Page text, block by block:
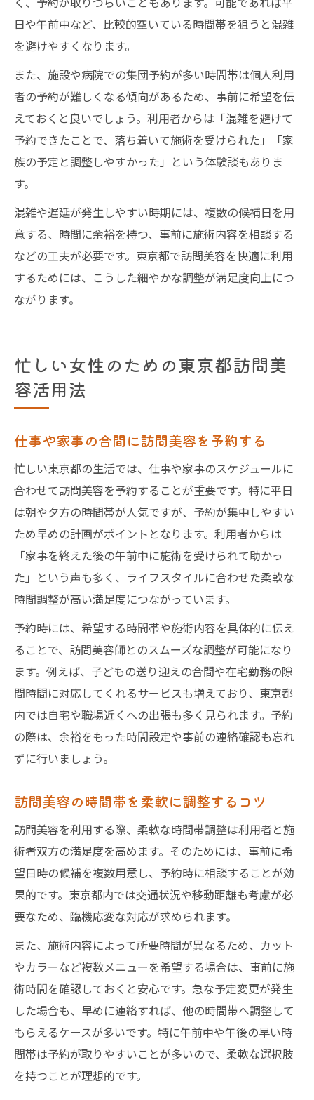
日や午前中など、比較的空いている時間帯を狙うと混雑
を避けやすくなります。
また、施設や病院での集団予約が多い時間帯は個人利用
者の予約が難しくなる傾向があるため、事前に希望を伝
えておくと良いでしょう。利用者からは「混雑を避けて
予約できたことで、落ち着いて施術を受けられた」「家
族の予定と調整しやすかった」という体験談もありま
す。
混雑や遅延が発生しやすい時期には、複数の候補日を用
意する、時間に余裕を持つ、事前に施術内容を相談する
などの工夫が必要です。東京都で訪問美容を快適に利用
するためには、こうした細やかな調整が満足度向上につ
ながります。
忙しい女性のための東京都訪問美
容活用法
仕事や家事の合間に訪問美容を予約する
忙しい東京都の生活では、仕事や家事のスケジュールに
合わせて訪問美容を予約することが重要です。特に平日
は朝や夕方の時間帯が人気ですが、予約が集中しやすい
ため早めの計画がポイントとなります。利用者からは
「家事を終えた後の午前中に施術を受けられて助かっ
た」という声も多く、ライフスタイルに合わせた柔軟な
時間調整が高い満足度につながっています。
予約時には、希望する時間帯や施術内容を具体的に伝え
ることで、訪問美容師とのスムーズな調整が可能になり
ます。例えば、子どもの送り迎えの合間や在宅勤務の隙
間時間に対応してくれるサービスも増えており、東京都
内では自宅や職場近くへの出張も多く見られます。予約
の際は、余裕をもった時間設定や事前の連絡確認も忘れ
ずに行いましょう。
訪問美容の時間帯を柔軟に調整するコツ
訪問美容を利用する際、柔軟な時間帯調整は利用者と施
術者双方の満足度を高めます。そのためには、事前に希
望日時の候補を複数用意し、予約時に相談することが効
果的です。東京都内では交通状況や移動距離も考慮が必
要なため、臨機応変な対応が求められます。
また、施術内容によって所要時間が異なるため、カット
やカラーなど複数メニューを希望する場合は、事前に施
術時間を確認しておくと安心です。急な予定変更が発生
した場合も、早めに連絡すれば、他の時間帯へ調整して
もらえるケースが多いです。特に午前中や午後の早い時
間帯は予約が取りやすいことが多いので、柔軟な選択肢
を持つことが理想的です。